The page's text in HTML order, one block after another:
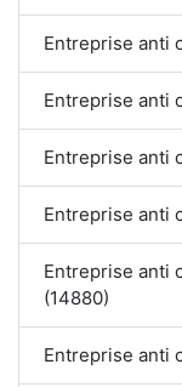
Entreprise anti
Entreprise anti
Entreprise anti
Entreprise anti
Entreprise anti
(14880)
Entreprise anti